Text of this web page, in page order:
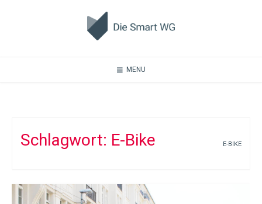
MENU
Schlagwort: E-Bike E-BIKE